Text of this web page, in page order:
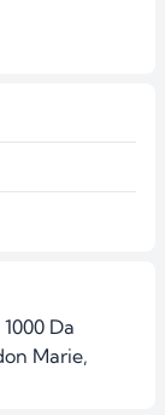
Da
Marie,